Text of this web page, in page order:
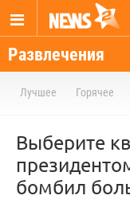
Развлечения
Лучшее Горячее
Выберите
бомбил